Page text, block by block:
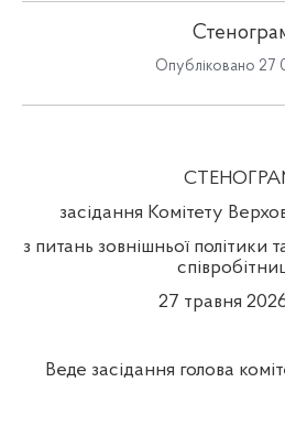
Опубліковано 27
засідання Комітету
з питань зовнішньої політики
27 травня
Веде засідання голова